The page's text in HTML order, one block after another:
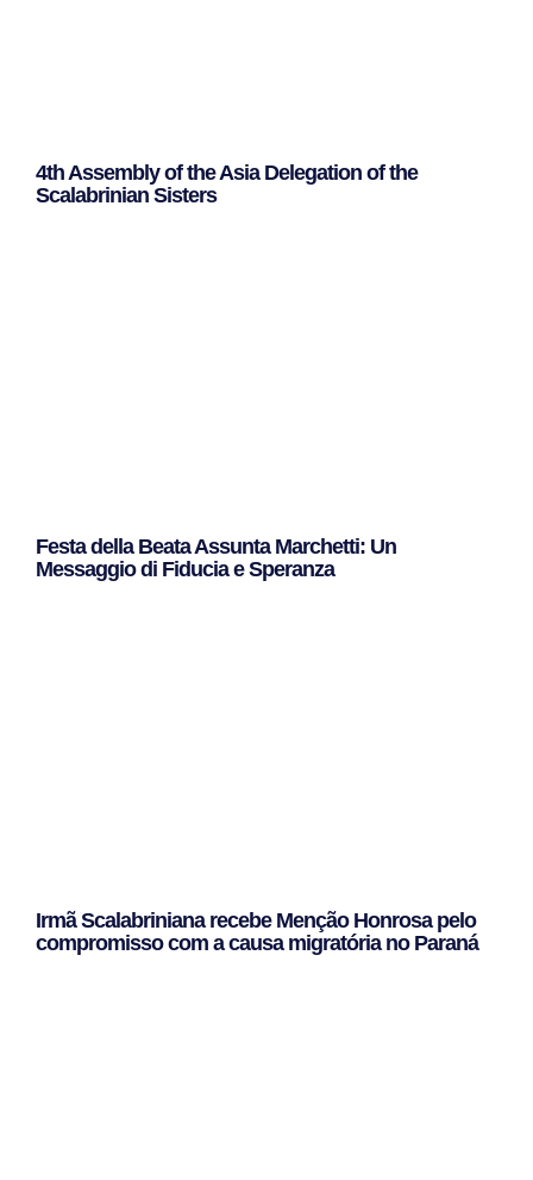
4th Assembly of the Asia Delegation of the
Scalabrinian Sisters
Festa della Beata Assunta Marchetti: Un
Messaggio di Fiducia e Speranza
Irmã Scalabriniana recebe Menção Honrosa pelo
compromisso com a causa migratória no Paraná